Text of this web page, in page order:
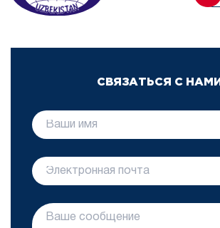
СВЯЗАТЬСЯ С НАМИ